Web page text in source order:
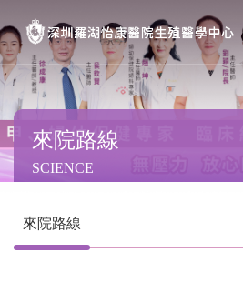
首页
私密處整形
不孕不育
來院路線
SCIENCE
來院路線